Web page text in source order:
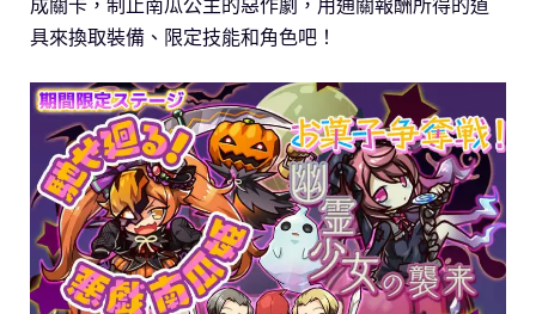
具來換取裝備、限定技能和角色吧！